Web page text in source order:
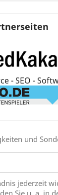
- SEO -
und
jederzeit
Sie u. a. in